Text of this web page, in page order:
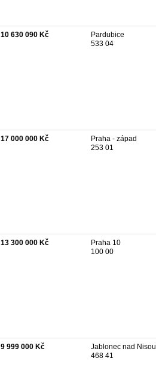
10 630 090 Kč
Pardubice
533 04
17 000 000 Kč
Praha - západ
253 01
13 300 000 Kč
Praha 10
100 00
9 999 000 Kč
Jablonec nad Nisou
468 41